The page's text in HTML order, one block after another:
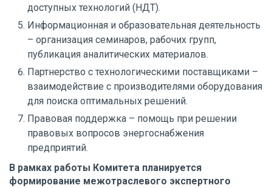
доступных технологий (НДТ).
Информационная и образовательная деятельность
– организация семинаров, рабочих групп,
публикация аналитических материалов.
Партнерство с технологическими поставщиками –
взаимодействие с производителями оборудования
для поиска оптимальных решений.
Правовая поддержка – помощь при решении
правовых вопросов энергоснабжения
предприятий.
В рамках работы Комитета планируется
формирование межотраслевого экспертного